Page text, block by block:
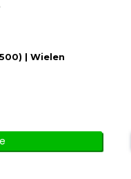
| Wielen